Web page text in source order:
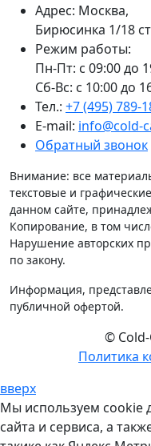
Адрес: Москва,
Бирюсинка 1/18
Режим работы:
Пн-Пт: с 09:00 до
Сб-Вс: с 10:00 до
Тел.: +7 (495) 789-
E-mail: info@cold-
Обратный звонок
Внимание: все
текстовые и
данном сайте,
Копирование, в том
Нарушение авторских
по закону.
Информация,
публичной офертой.
© Cold-
Политика
вверх
Мы используем cookie
сайта и сервиса, а